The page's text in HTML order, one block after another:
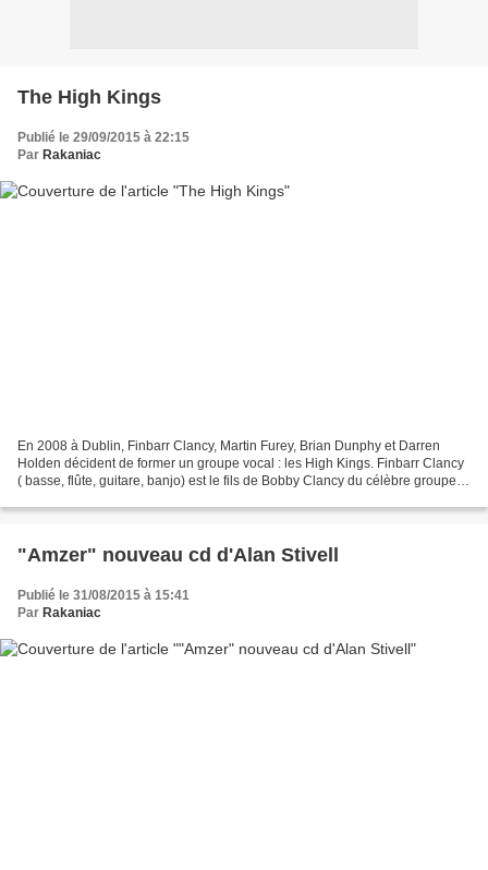
The High Kings
Publié le 29/09/2015 à 22:15
Par Rakaniac
En 2008 à Dublin, Finbarr Clancy, Martin Furey, Brian Dunphy et Darren
Holden décident de former un groupe vocal : les High Kings. Finbarr Clancy
( basse, flûte, guitare, banjo) est le fils de Bobby Clancy du célèbre groupe
"Amzer" nouveau cd d'Alan Stivell
Publié le 31/08/2015 à 15:41
Par Rakaniac